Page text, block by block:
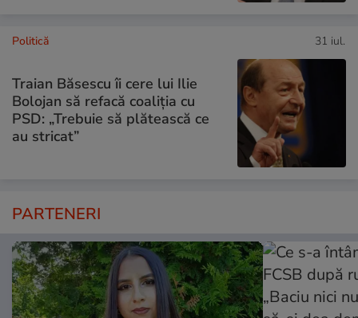
Politică 31 iul.
Traian Băsescu îi cere lui Ilie
Bolojan să refacă coaliția cu
PSD: „Trebuie să plătească ce
au stricat”
PARTENERI